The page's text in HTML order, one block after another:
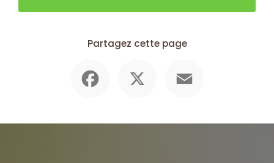
Partagez cette page